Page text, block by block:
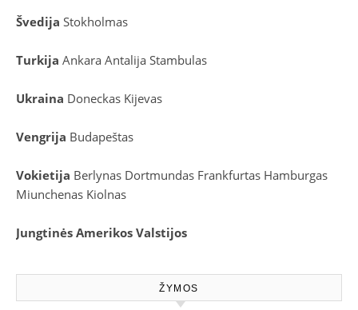
Švedija Stokholmas
Turkija Ankara Antalija Stambulas
Ukraina Doneckas Kijevas
Vengrija Budapeštas
Vokietija Berlynas Dortmundas Frankfurtas Hamburgas
Miunchenas Kiolnas
Jungtinės Amerikos Valstijos
ŽYMOS